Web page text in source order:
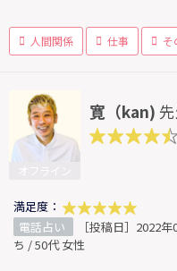
人間関係 仕事 そ
寛（kan)
満足度：
電話占い
［投稿日］2022
ち / 50代 女性